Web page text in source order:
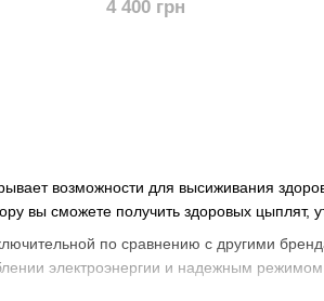
возможности для высиживания
вы сможете получить здоровых цыплят,
по сравнению с другими
электроэнергии и надежным
подключения акамулятора
4 400 грн